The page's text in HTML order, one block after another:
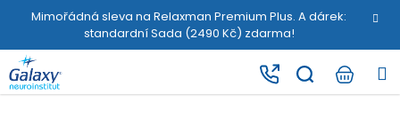
Mimořádná sleva na Relaxman Premium Plus. A dárek:
standardní Sada (2490 Kč) zdarma!
š
k C